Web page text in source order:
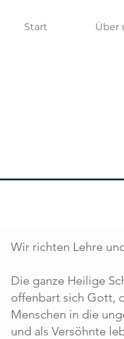
Start Über
Wir richten Lehre
Die ganze Heilige
offenbart sich Gott,
Menschen in die
und als Versöhnte